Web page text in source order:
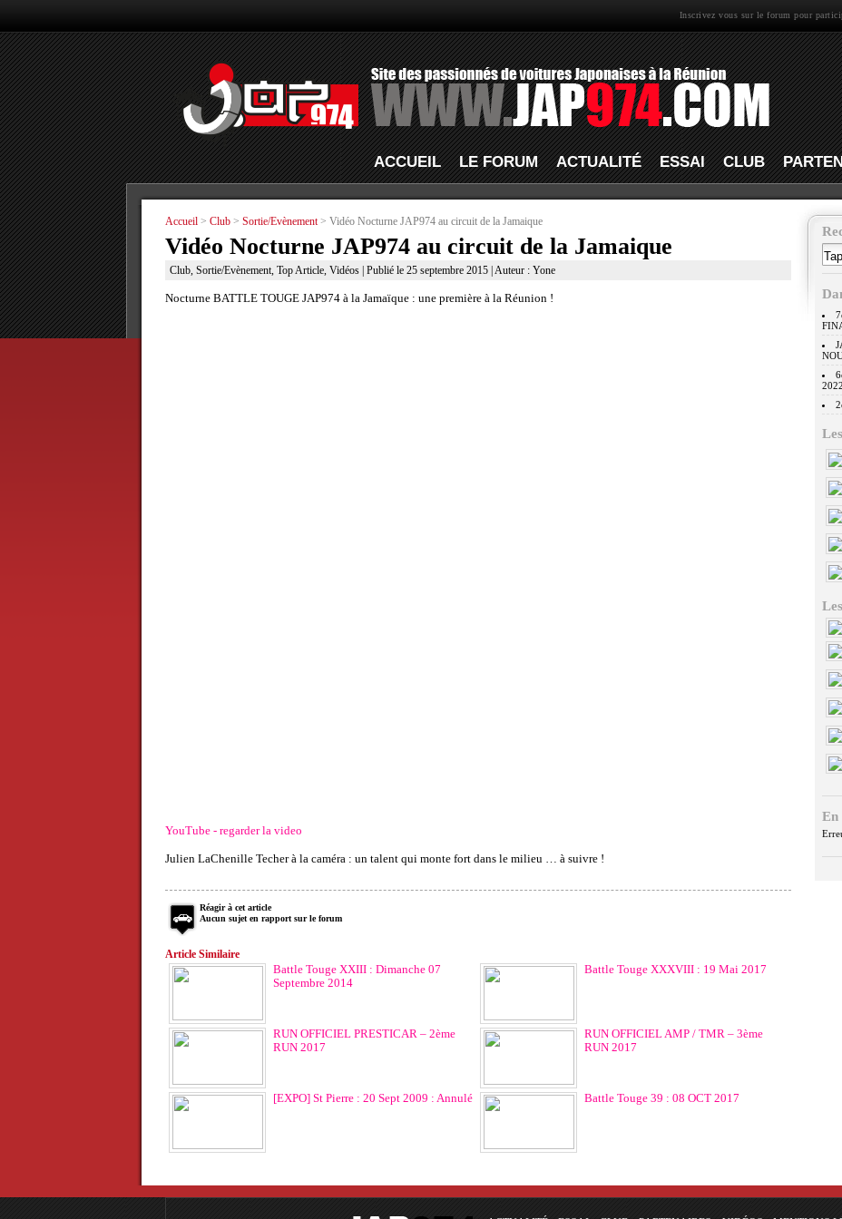
Inscrivez vous sur le forum pour
ACCUEIL LE FORUM ACTUALITÉ ESSAI CLUB
Accueil > Club > Sortie/Evènement> Vidéo Nocturne JAP974 au circuit de la Jamaique
Vidéo Nocturne JAP974 au circuit de la Jamaique
Club, Sortie/Evènement, Top Article, Vidéos| Publié le 25 septembre 2015 | Auteur : Yone
Nocturne BATTLE TOUGE JAP974 à la Jamaïque : une première à la Réunion !
YouTube - regarder la video
Julien LaChenille Techer à la caméra : un talent qui monte fort dans le milieu … à suivre !
Réagir à cet article
Aucun sujet en rapport sur le forum
Article Similaire
Battle Touge XXIII : Dimanche 07
Septembre 2014
Battle Touge XXXVIII : 19 Mai 2017
RUN OFFICIEL PRESTICAR – 2ème
RUN 2017
RUN OFFICIEL AMP / TMR – 3ème
RUN 2017
[EXPO] St Pierre : 20 Sept 2009 : Annulé Battle Touge 39 : 08 OCT 2017
2022
En